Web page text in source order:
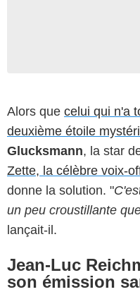
Alors que celui qui n'a
deuxième étoile
Glucksmann, la star
Zette, la célèbre voix-
donne la solution. "
un peu croustillante
lançait-il.
Jean-Luc
son émission